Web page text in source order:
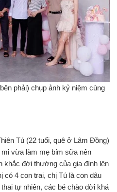
phải) chụp ảnh kỷ niệm cùng
Tú (22 tuổi, quê ở Lâm Đồng)
vừa làm mẹ bỉm sữa nên
khắc đời thường của gia đình lên
có 4 con trai, chị Tú là con dâu
tự nhiên, các bé chào đời khá